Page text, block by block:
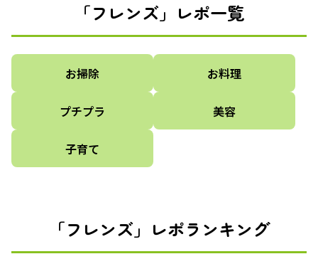
「フレンズ」レポ一覧
お掃除 お料理
プチプラ 美容
子育て
「フレンズ」レポランキング